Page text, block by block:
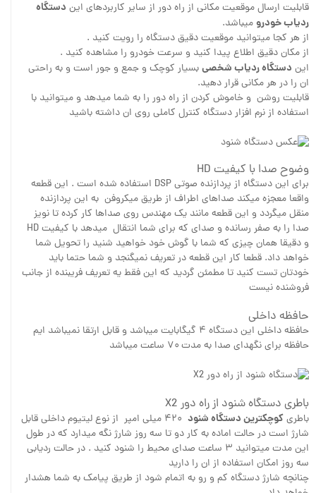
قابلیت ارسال موقعیت مکانی از راه دور از سایر کاربردهای این دستگاه
ردیاب خودرومیباشد.
از هر کجا میتوانید موقعیت دقیق دستگاه را رویت کنید .
از مکان دقیق اطلاع پیدا کنید و سرعت خودرو را مشاهده کنید .
این دستگاه ردیاب شخصیبسیار کوچک و جمع و جور است و به راحتی
ان را در هر مکانی قرار دهید.
قابلیت روشن و خاموش کردن از راه دور را به شما میدهد و میتوانید با
استفاده از نرم افزار دستگاه کنترل کاملی روی ان داشته باشید
وضوح صدا با کیفیت HD
برای این دستگاه از پردازنده صوتی DSP استفاده شده است . این قطعه
واقعا معجزه میکند صداهای اطراف از طریق میکروفن به این پردازنده
منقل میگردد و این قطعه مانند یک مهندس روی صداها کار کرده تا نویز
صدا را به صفر رسانده و صدای که برای شما انتقال میدهد با کیفیت HD
و دقیقا همان چیزی که شما با گوش خود خواهید شنید را تحویل شما
خواهد داد. قطعا کار این قطعه در تعریف نمیگنجد و شما حتما باید
خودتان تست کنید تا مطمئن گردید که این فقط یه تعریف فریبنده از جانب
فروشنده نیست
حافظه داخلی
حافظه داخلی این دستگاه ۴ گیگابایت میباشد و قابل ارتقا نمیباشد ایم
حافظه برای نگهدای صدا به مدت ۷۰ ساعت میباشد
باطری دستگاه شنود از راه دور X2
باطریکوچکترین دستگاه شنود
۴۲۰ میلی امپر از نوع لیتیوم داخلی قابل
شارژ است در حالت اماده به کار دو تا سه روز شارژ نگه میدارد که در طول
این مدت میتوانید ۳ ساعت صدای محیط را شنود کنید . در حالت ردیابی
سه روز امکان استفاده از ان را دارید
چنانچه شارژ دستگاه کم و رو به اتمام شود از طریق پیامک به شما هشدار